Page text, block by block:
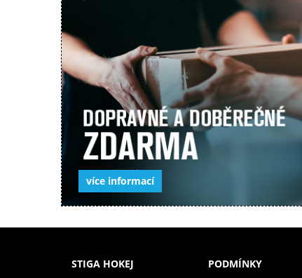
více informací
STIGA HOKEJ PODMÍNKY